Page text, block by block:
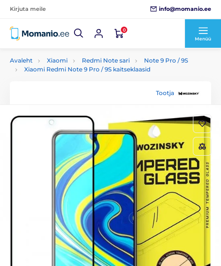
Kirjuta meile info@momanio.ee
0
Menüü
Avaleht Xiaomi Redmi Note sari
Note 9 Pro / 9S
Xiaomi Redmi Note 9 Pro / 9S kaitseklaasid
Tootja